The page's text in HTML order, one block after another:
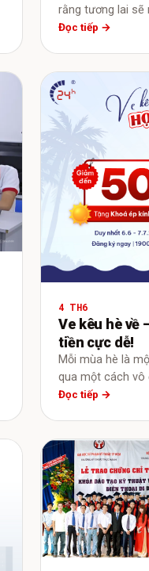
rằng tương lai
Đọc tiếp →
4 TH6
Ve kêu hè về
tiền cực dễ!
Mỗi mùa hè là
qua một cách vô
Đọc tiếp →